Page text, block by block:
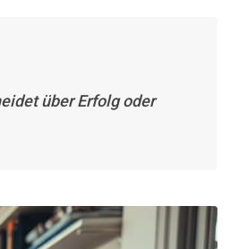
über Erfolg oder